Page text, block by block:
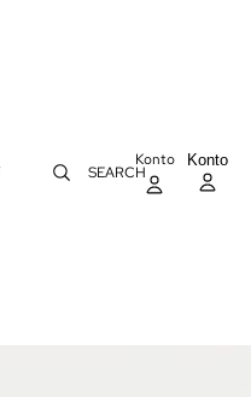
SEARCH
Konto Konto